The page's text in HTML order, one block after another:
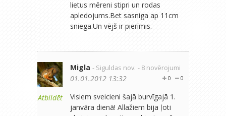
lietus mēreni stipri un rodas
apledojums.Bet sasniga ap 11cm
sniega.Un vējš ir pierīmis.
Atbildēt
Migla - Siguldas nov. - 8 novērojumi
0
0
01.01.2012 13:32
Visiem sveicieni šajā burvīgajā 1.
janvāra dienā! Allažiem bija ļoti